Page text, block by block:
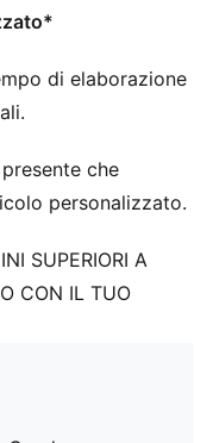
di elaborazione
che
personalizzato.
SUPERIORI A
CON IL TUO